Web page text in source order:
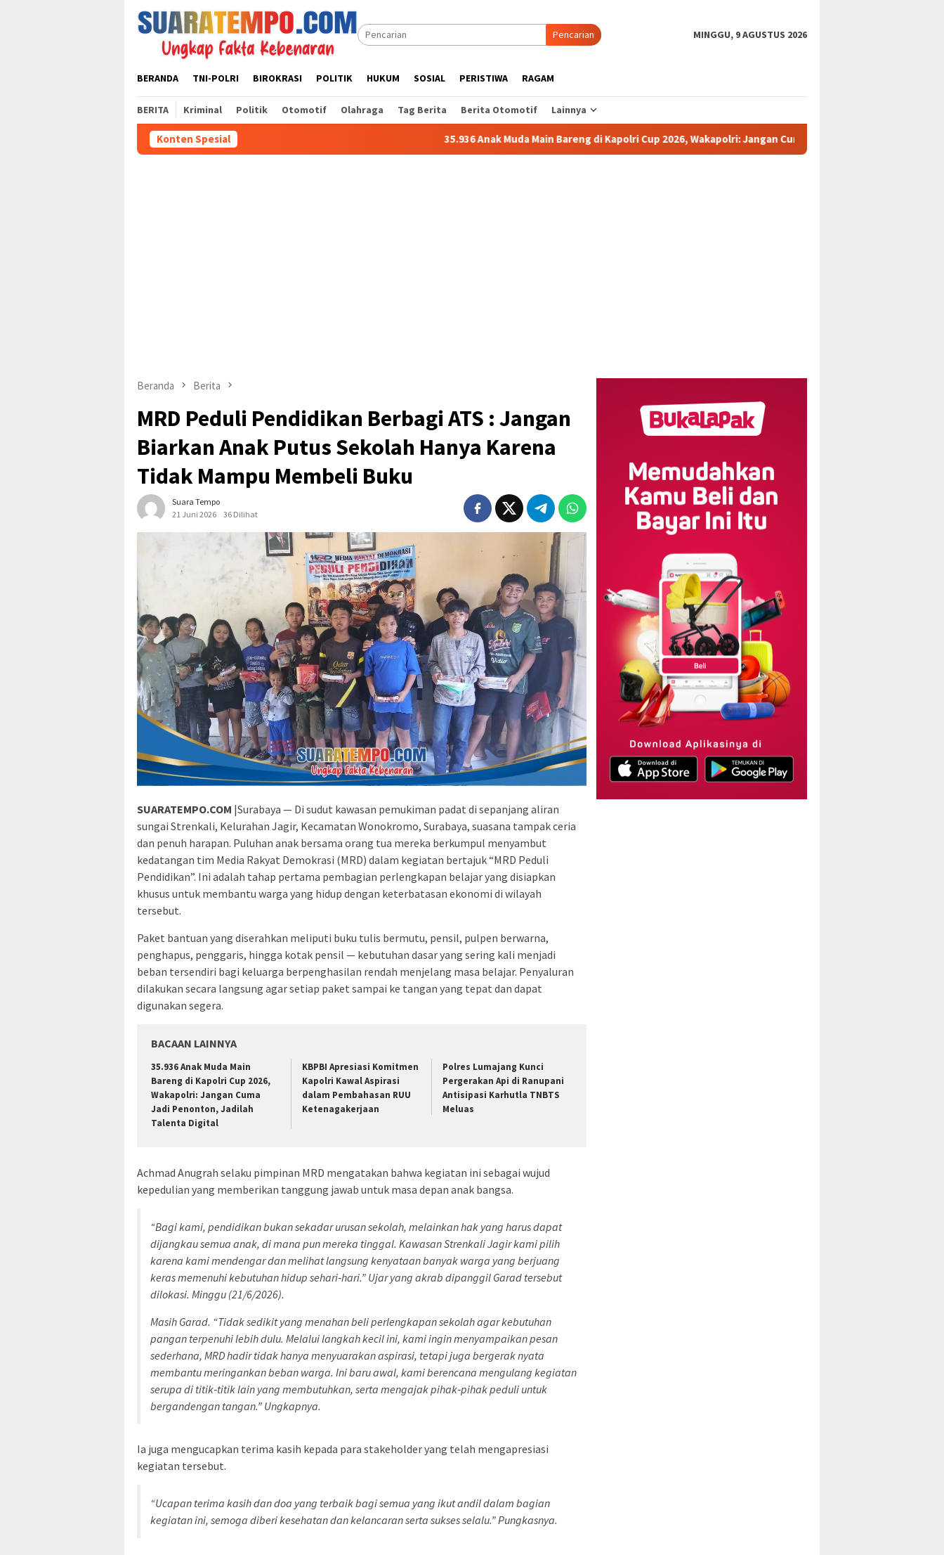
konten
Pencarian MINGGU, 9 AGUSTUS 2026
BERANDA TNI-POLRI BIROKRASI POLITIK HUKUM SOSIAL PERISTIWA RAGAM
BERITA Kriminal Politik Otomotif Olahraga Tag Berita Berita Otomotif Lainnya
Konten Spesial 35.936 Anak Muda Main Bareng di Kapolri Cup 2026, Wakapolri: Jangan Cuma Jadi Penonton, Jadilah Talenta Digital
Beranda Berita
MRD Peduli Pendidikan Berbagi ATS : Jangan
Biarkan Anak Putus Sekolah Hanya Karena
Tidak Mampu Membeli Buku
Suara Tempo
21 Juni 2026
36 Dilihat
SUARATEMPO.COM |Surabaya — Di sudut kawasan pemukiman padat di sepanjang aliran
sungai Strenkali, Kelurahan Jagir, Kecamatan Wonokromo, Surabaya, suasana tampak ceria
dan penuh harapan. Puluhan anak bersama orang tua mereka berkumpul menyambut
kedatangan tim Media Rakyat Demokrasi (MRD) dalam kegiatan bertajuk “MRD Peduli
Pendidikan”. Ini adalah tahap pertama pembagian perlengkapan belajar yang disiapkan
khusus untuk membantu warga yang hidup dengan keterbatasan ekonomi di wilayah
tersebut.
Paket bantuan yang diserahkan meliputi buku tulis bermutu, pensil, pulpen berwarna,
penghapus, penggaris, hingga kotak pensil — kebutuhan dasar yang sering kali menjadi
beban tersendiri bagi keluarga berpenghasilan rendah menjelang masa belajar. Penyaluran
dilakukan secara langsung agar setiap paket sampai ke tangan yang tepat dan dapat
digunakan segera.
BACAAN LAINNYA
35.936 Anak Muda Main
Bareng di Kapolri Cup 2026,
Wakapolri: Jangan Cuma
Jadi Penonton, Jadilah
Talenta Digital
KBPBI Apresiasi Komitmen
Kapolri Kawal Aspirasi
dalam Pembahasan RUU
Ketenagakerjaan
Polres Lumajang Kunci
Pergerakan Api di Ranupani
Antisipasi Karhutla TNBTS
Meluas
Achmad Anugrah selaku pimpinan MRD mengatakan bahwa kegiatan ini sebagai wujud
kepedulian yang memberikan tanggung jawab untuk masa depan anak bangsa.
“Bagi kami, pendidikan bukan sekadar urusan sekolah, melainkan hak yang harus dapat
dijangkau semua anak, di mana pun mereka tinggal. Kawasan Strenkali Jagir kami pilih
karena kami mendengar dan melihat langsung kenyataan banyak warga yang berjuang
keras memenuhi kebutuhan hidup sehari‑hari.” Ujar yang akrab dipanggil Garad tersebut
dilokasi. Minggu (21/6/2026).
Masih Garad. “Tidak sedikit yang menahan beli perlengkapan sekolah agar kebutuhan
pangan terpenuhi lebih dulu. Melalui langkah kecil ini, kami ingin menyampaikan pesan
sederhana, MRD hadir tidak hanya menyuarakan aspirasi, tetapi juga bergerak nyata
membantu meringankan beban warga. Ini baru awal, kami berencana mengulang kegiatan
serupa di titik‑titik lain yang membutuhkan, serta mengajak pihak‑pihak peduli untuk
bergandengan tangan.” Ungkapnya.
Ia juga mengucapkan terima kasih kepada para stakeholder yang telah mengapresiasi
kegiatan tersebut.
“Ucapan terima kasih dan doa yang terbaik bagi semua yang ikut andil dalam bagian
kegiatan ini, semoga diberi kesehatan dan kelancaran serta sukses selalu.” Pungkasnya.